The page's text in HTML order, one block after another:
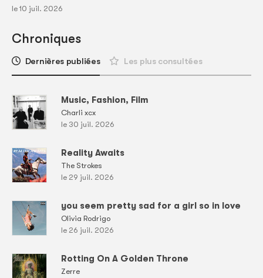
le 10 juil. 2026
Chroniques
Dernières publiées Les plus consultées
Music, Fashion, Film
Charli xcx
le 30 juil. 2026
Reality Awaits
The Strokes
le 29 juil. 2026
you seem pretty sad for a girl so in love
Olivia Rodrigo
le 26 juil. 2026
Rotting On A Golden Throne
Zerre